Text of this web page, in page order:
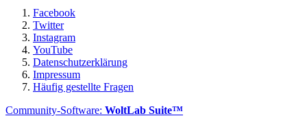
Facebook
Twitter
Instagram
YouTube
Datenschutzerklärung
Impressum
Häufig gestellte Fragen
Community-Software: WoltLab Suite™